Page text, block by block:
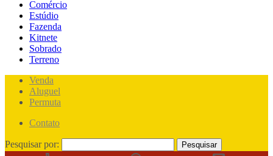
Comércio
Estúdio
Fazenda
Kitnete
Sobrado
Terreno
Venda
Aluguel
Permuta
Contato
Pesquisar por: